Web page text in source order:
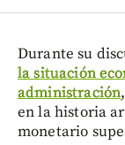
Durante su
la situación
administración
en la historia
monetario